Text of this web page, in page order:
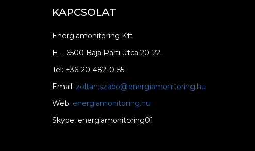
KAPCSOLAT
Energiamonitoring Kft
H – 6500 Baja Parti utca 20-22.
Tel: +36-20-482-0155
Email: zoltan.szabo@energiamonitoring.hu
Web: energiamonitoring.hu
Skype: energiamonitoring01